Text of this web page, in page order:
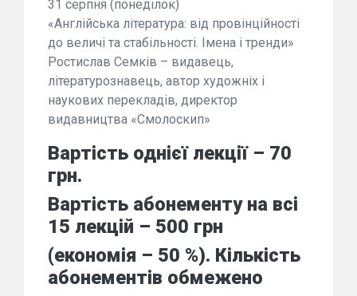
31 серпня (понеділок)
«Англійська література: від провінційності
до величі та стабільності. Імена і тренди»
Ростислав Семків – видавець,
літературознавець, автор художніх і
наукових перекладів, директор
видавництва «Смолоскип»
Вартість однієї лекції – 70
грн.
Вартість абонементу на всі
15 лекцій – 500 грн
(економія – 50 %). Кількість
абонементів обмежено